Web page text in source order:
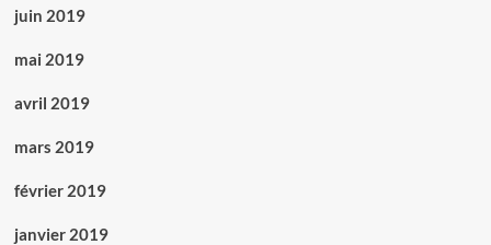
juin 2019
mai 2019
avril 2019
mars 2019
février 2019
janvier 2019